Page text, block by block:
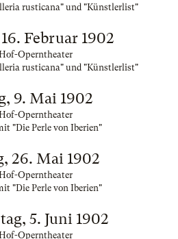
rusticana" und "Künstlerlist"
Februar 1902
Operntheater
rusticana" und "Künstlerlist"
9. Mai 1902
Operntheater
"Die Perle von Iberien"
26. Mai 1902
Operntheater
"Die Perle von Iberien"
5. Juni 1902
Operntheater